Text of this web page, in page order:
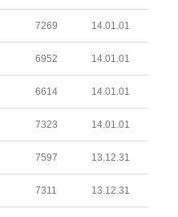
7269 14.01.01
6952 14.01.01
6614 14.01.01
7323 14.01.01
7597 13.12.31
7311 13.12.31